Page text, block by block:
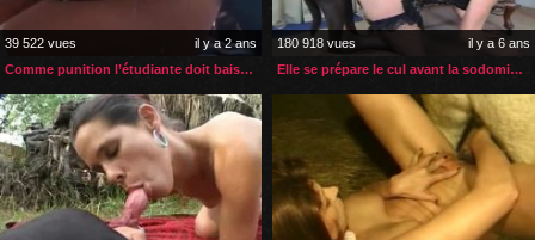
39 522 vues
il y a 2 ans
Comme punition l’étudiante doit baiser le chien de sa prof
180 918 vues
il y a 6 ans
Elle se prépare le cul avant la sodomie zoophile